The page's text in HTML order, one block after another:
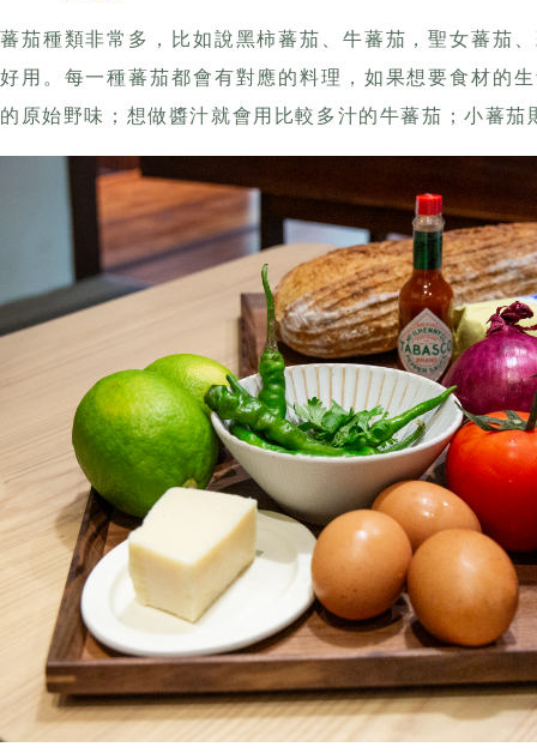
⎝運用酪梨、蕃茄、洋蔥，
Chef Tim 開菜單
蔬食料理在家輕鬆做